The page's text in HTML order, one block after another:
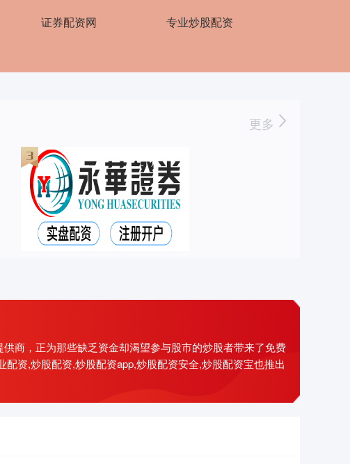
证券配资网 专业炒股配资
更多
商，正为那些缺乏资金却渴望参与股市的炒股者带来了免费
资,炒股配资,炒股配资app,炒股配资安全,炒股配资宝也推出